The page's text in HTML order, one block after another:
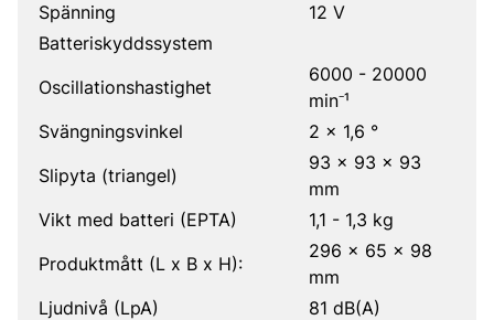
Spänning
12 V
Batteriskyddssystem
Oscillationshastighet
6000 - 20000
min⁻¹
Svängningsvinkel
2 x 1,6 °
Slipyta (triangel)
93 x 93 x 93
mm
Vikt med batteri (EPTA)
1,1 - 1,3 kg
Produktmått (L x B x H):
296 x 65 x 98
mm
Ljudnivå (LpA)
81 dB(A)